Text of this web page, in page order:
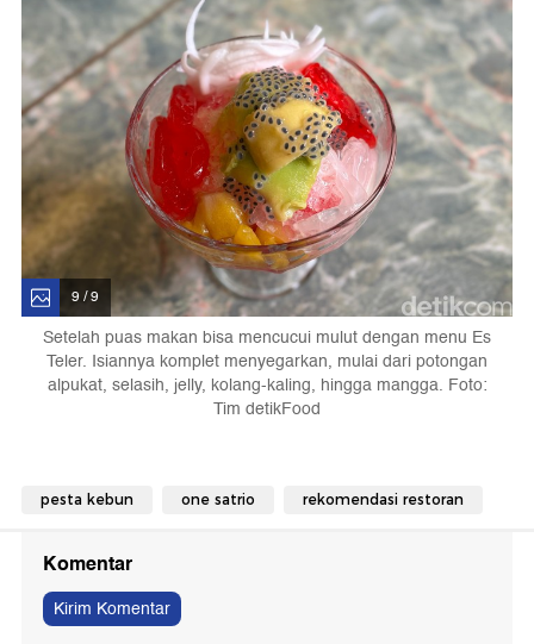
9 / 9
Setelah puas makan bisa mencucui mulut dengan menu Es
Teler. Isiannya komplet menyegarkan, mulai dari potongan
alpukat, selasih, jelly, kolang-kaling, hingga mangga. Foto:
Tim detikFood
pesta kebun one satrio rekomendasi restoran
Komentar
Kirim Komentar